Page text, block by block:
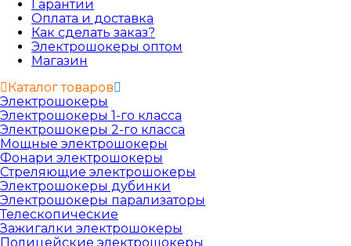
Гарантии
Оплата и доставка
Как сделать заказ?
Электрошокеры оптом
Магазин
Каталог товаров
Электрошокеры
Электрошокеры 1-го класса
Электрошокеры 2-го класса
Мощные электрошокеры
Фонари электрошокеры
Стреляющие электрошокеры
Электрошокеры дубинки
Электрошокеры парализаторы
Телескопические
Зажигалки электрошокеры
Полицейские электрошокеры